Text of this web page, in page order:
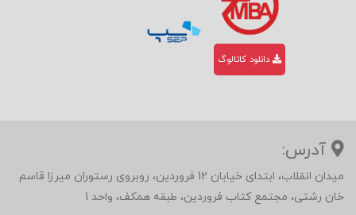
دانلود کاتالوگ
آدرس:
میدان انقلاب، ابتدای خیابان 12 فروردین، روبروی رستوران میرزا قاسم
خان رشتی، مجتمع کتاب فروردین، طبقه همکف، واحد 1